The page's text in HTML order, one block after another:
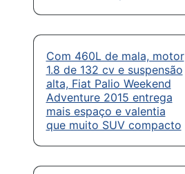
Com 460L de mala, motor
1.8 de 132 cv e suspensão
alta, Fiat Palio Weekend
Adventure 2015 entrega
mais espaço e valentia
que muito SUV compacto